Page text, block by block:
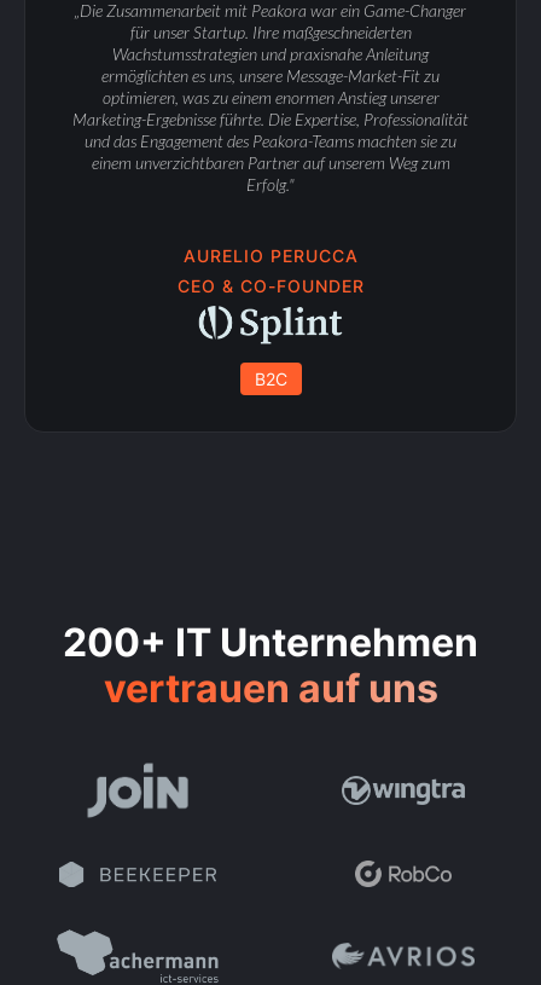
„Die Zusammenarbeit mit Peakora war ein Game-Changer
für unser Startup. Ihre maßgeschneiderten
Wachstumsstrategien und praxisnahe Anleitung
ermöglichten es uns, unsere Message-Market-Fit zu
optimieren, was zu einem enormen Anstieg unserer
Marketing-Ergebnisse führte. Die Expertise, Professionalität
und das Engagement des Peakora-Teams machten sie zu
einem unverzichtbaren Partner auf unserem Weg zum
Erfolg."
AURELIO PERUCCA
CEO & CO-FOUNDER
B2C
200+ IT Unternehmen
vertrauen auf uns